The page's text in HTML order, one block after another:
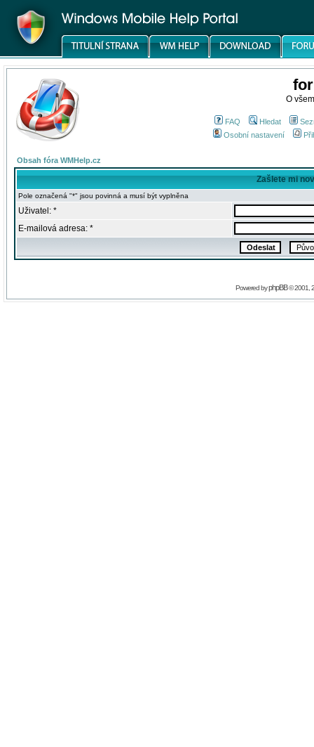
O
FAQ Hledat
Osobní nastavení
Obsah fóra WMHelp.cz
Zašlete mi
Pole označená "*" jsou povinná a musí být vyplněna
Uživatel: *
E-mailová adresa: *
Powered byphpBB© 2001,